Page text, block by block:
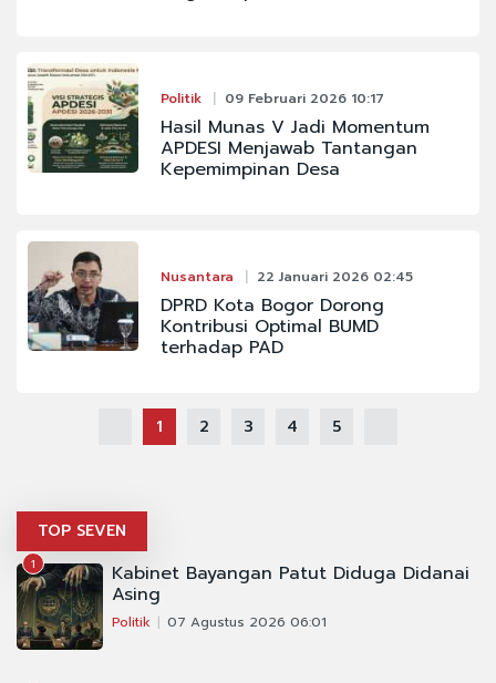
Politik 09 Februari 2026 10:17
Hasil Munas V Jadi Momentum
APDESI Menjawab Tantangan
Kepemimpinan Desa
Nusantara 22 Januari 2026 02:45
DPRD Kota Bogor Dorong
Kontribusi Optimal BUMD
terhadap PAD
1 2 3 4 5
TOP SEVEN
1 Kabinet Bayangan Patut Diduga Didanai
Asing
Politik 07 Agustus 2026 06:01